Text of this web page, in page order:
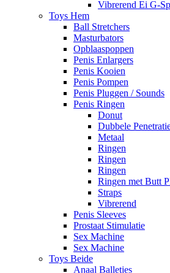
Vibrerend Ei G-
Toys Hem
Ball Stretchers
Masturbators
Opblaaspoppen
Penis Enlargers
Penis Kooien
Penis Pompen
Penis Pluggen / Sounds
Penis Ringen
Donut
Dubbele
Metaal
Ringen
Ringen
Ringen
Ringen met Butt
Straps
Vibrerend
Penis Sleeves
Prostaat Stimulatie
Sex Machine
Sex Machine
Toys Beide
Anaal Balletjes